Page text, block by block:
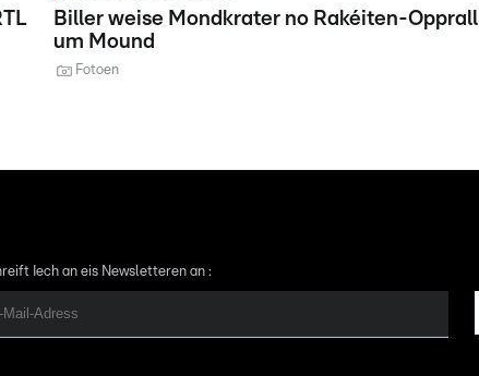
Biller weise Mondkrater no Rakéiten-Opprall
um Mound
Fotoen
Iech an eis Newsletteren an :